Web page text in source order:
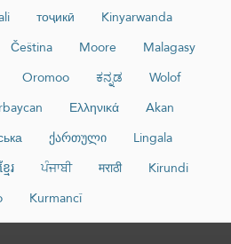
тоҷикӣ
Kinyarwanda
Čeština Moore
Malagasy
Oromoo ಕನ್ನಡ
Wolof
Ελληνικά
Akan
ქართული
Lingala
រ ਪੰਜਾਬੀ मराठी
Kirundi
Kurmancî